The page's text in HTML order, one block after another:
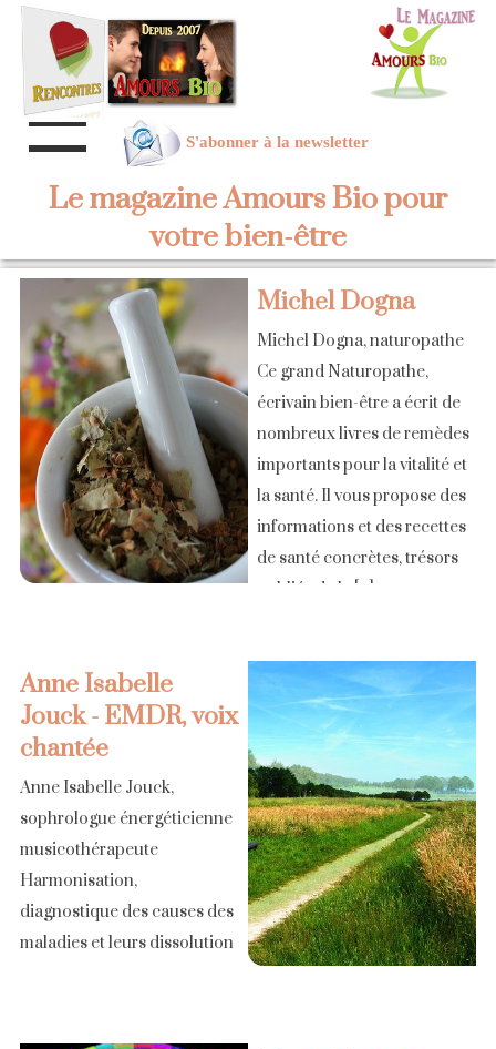
S'abonner à la newsletter
Le magazine Amours Bio pour
votre bien-être
Michel Dogna
Michel Dogna, naturopathe
Ce grand Naturopathe,
écrivain bien-être a écrit de
nombreux livres de remèdes
importants pour la vitalité et
la santé. Il vous propose des
informations et des recettes
de santé concrètes, trésors
oubliés de la [...]
Anne Isabelle
Jouck - EMDR, voix
chantée
Anne Isabelle Jouck,
sophrologue énergéticienne
musicothérapeute
Harmonisation,
diagnostique des causes des
maladies et leurs dissolution